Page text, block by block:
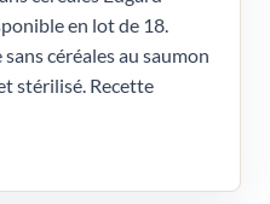
en lot de 18.
céréales au saumon
stérilisé. Recette